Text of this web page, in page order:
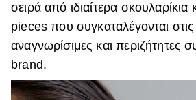
σειρά από ιδιαίτερα
pieces που συγκαταλέγονται
αναγνωρίσιμες και περιζήτητες
brand.